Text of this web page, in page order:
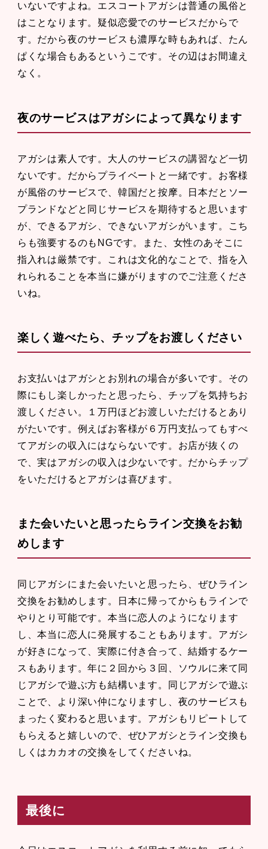
いないですよね。エスコートアガシは普通の風俗と
はことなります。疑似恋愛でのサービスだからで
す。だから夜のサービスも濃厚な時もあれば、たん
ぱくな場合もあるというこです。その辺はお間違え
なく。
夜のサービスはアガシによって異なります
アガシは素人です。大人のサービスの講習など一切
ないです。だからプライベートと一緒です。お客様
が風俗のサービスで、韓国だと按摩。日本だとソー
プランドなどと同じサービスを期待すると思います
が、できるアガシ、できないアガシがいます。こち
らも強要するのもNGです。また、女性のあそこに
指入れは厳禁です。これは文化的なことで、指を入
れられることを本当に嫌がりますのでご注意くださ
いね。
楽しく遊べたら、チップをお渡しください
お支払いはアガシとお別れの場合が多いです。その
際にもし楽しかったと思ったら、チップを気持ちお
渡しください。１万円ほどお渡しいただけるとあり
がたいです。例えばお客様が６万円支払ってもすべ
てアガシの収入にはならないです。お店が抜くの
で、実はアガシの収入は少ないです。だからチップ
をいただけるとアガシは喜びます。
また会いたいと思ったらライン交換をお勧
めします
同じアガシにまた会いたいと思ったら、ぜひライン
交換をお勧めします。日本に帰ってからもラインで
やりとり可能です。本当に恋人のようになります
し、本当に恋人に発展することもあります。アガシ
が好きになって、実際に付き合って、結婚するケー
スもあります。年に２回から３回、ソウルに来て同
じアガシで遊ぶ方も結構います。同じアガシで遊ぶ
ことで、より深い仲になりますし、夜のサービスも
まったく変わると思います。アガシもリピートして
もらえると嬉しいので、ぜひアガシとライン交換も
しくはカカオの交換をしてくださいね。
最後に